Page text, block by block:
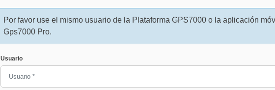
Por favor use el mismo usuario de la Plataforma GPS7000 o la aplicación
Gps7000 Pro.
Usuario